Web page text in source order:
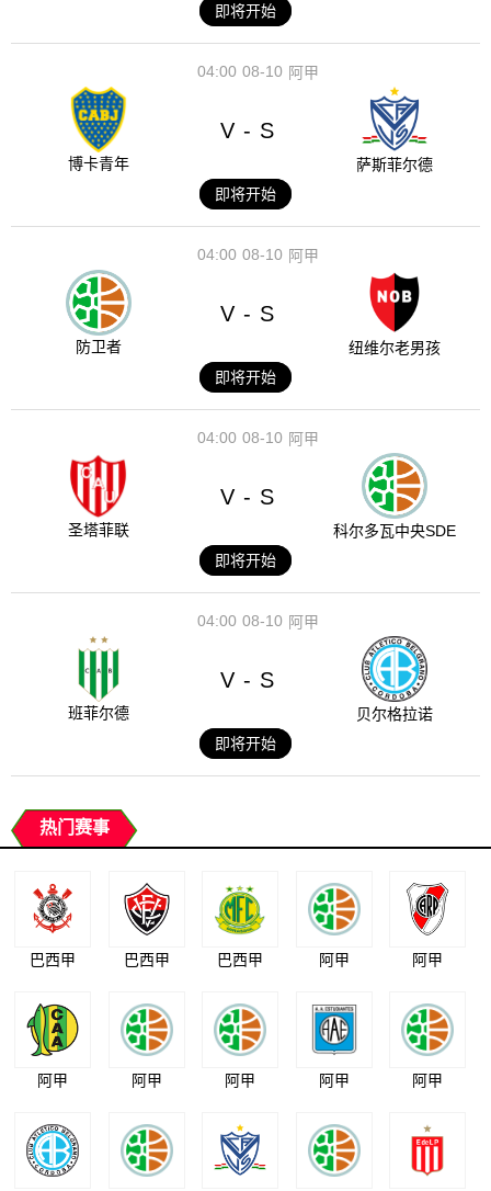
即将开始
08-10
04:00 阿甲
博卡青年
V - S
萨斯菲尔德
即将开始
08-10
04:00 阿甲
防卫者
V - S
纽维尔老男孩
即将开始
08-10
04:00 阿甲
圣塔菲联
V - S
科尔多瓦中央SDE
即将开始
08-10
04:00 阿甲
班菲尔德
V - S
贝尔格拉诺
即将开始
热门赛事
巴西甲 巴西甲 巴西甲 阿甲 阿甲
阿甲 阿甲 阿甲 阿甲 阿甲